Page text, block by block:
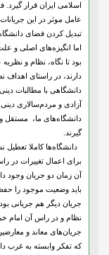
اسلامی ایران قرار
عامل موثر در این
تبدیل کردن فضای
اما ‌انگیزه‌های اصلی و
بود تا نگاه، نظام و
دارند، در راستای اهداف
دانشگاهی با مطالبات
آزادی و مردم‌سالاری
دانشگاه‌های ما، مستقل و
گیرند.
دانشگاه‌ها کاملا تعطیل
برای اعمال تغییرات در
آن زمان دو جریان وجود
باید وضعیت موجود را
جریان دیگر هم جریانی
نظام و در راس آن امام
جریان‌های معاند و
که تفکر وابسته به غرب